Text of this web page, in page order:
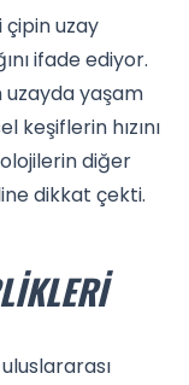
çipin uzay
ifade ediyor.
yaşam
keşiflerin hızını
diğer
dikkat çekti.